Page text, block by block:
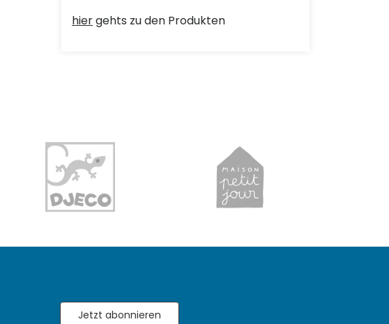
hiergehts zu den Produkten
Jetzt abonnieren